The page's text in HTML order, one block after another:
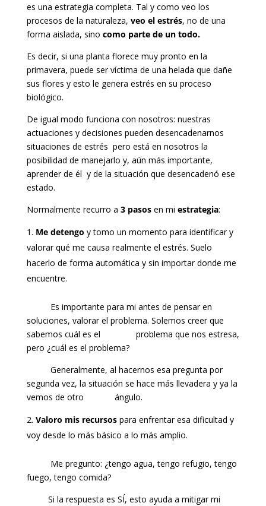
es una estrategia completa. Tal y como veo los
procesos de la naturaleza, veo el estrés, no de una
forma aislada, sino como parte de un todo.
Es decir, si una planta florece muy pronto en la
primavera, puede ser víctima de una helada que dañe
sus flores y esto le genera estrés en su proceso
biológico.
De igual modo funciona con nosotros: nuestras
actuaciones y decisiones pueden desencadenarnos
situaciones de estrés pero está en nosotros la
posibilidad de manejarlo y, aún más importante,
aprender de él y de la situación que desencadenó ese
estado.
Normalmente recurro a 3 pasosen mi estrategia:
Me detengo y tomo un momento para identificar y
valorar qué me causa realmente el estrés. Suelo
hacerlo de forma automática y sin importar donde me
encuentre.
Es importante para mi antes de pensar en
soluciones, valorar el problema. Solemos creer que
sabemos cuál es el problema que nos estresa,
pero ¿cuál es el problema?
Generalmente, al hacernos esa pregunta por
segunda vez, la situación se hace más llevadera y ya la
vemos de otro ángulo.
Valoro mis recursospara enfrentar esa dificultad y
voy desde lo más básico a lo más amplio.
Me pregunto: ¿tengo agua, tengo refugio, tengo
fuego, tengo comida?
Si la respuesta es SÍ, esto ayuda a mitigar mi